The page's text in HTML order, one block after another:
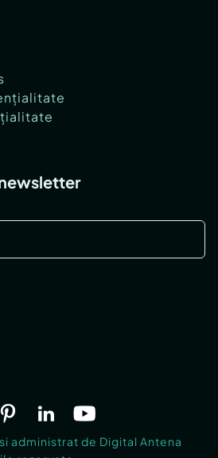
administrat de Digital Antena